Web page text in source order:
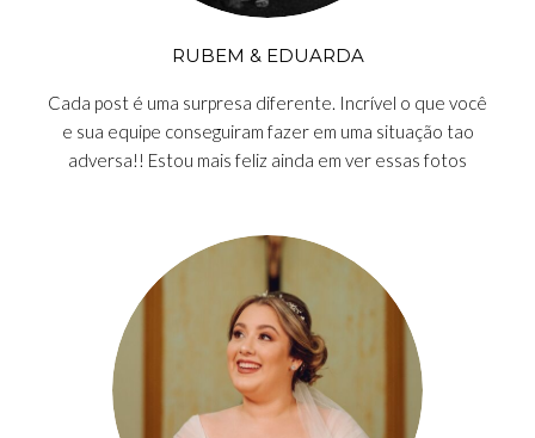
RUBEM & EDUARDA
Cada post é uma surpresa diferente. Incrível o que você
e sua equipe conseguiram fazer em uma situação tao
adversa!! Estou mais feliz ainda em ver essas fotos